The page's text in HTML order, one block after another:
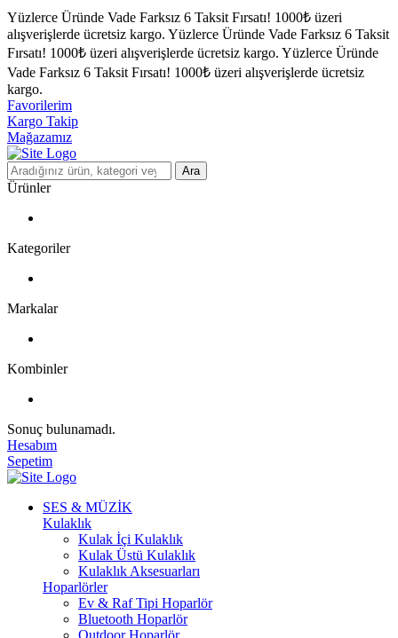
Yüzlerce Üründe Vade Farksız 6 Taksit Fırsatı! 1000₺ üzeri
alışverişlerde ücretsiz kargo. Yüzlerce Üründe Vade Farksız 6 Taksit
Fırsatı! 1000₺ üzeri alışverişlerde ücretsiz kargo. Yüzlerce Üründe
Vade Farksız 6 Taksit Fırsatı! 1000₺ üzeri alışverişlerde ücretsiz
kargo.
Favorilerim
Kargo Takip
Mağazamız
Ara
Ürünler
Kategoriler
Markalar
Kombinler
Sonuç bulunamadı.
Hesabım
Sepetim
SES & MÜZİK
Kulaklık
Kulak İçi Kulaklık
Kulak Üstü Kulaklık
Kulaklık Aksesuarları
Hoparlörler
Ev & Raf Tipi Hoparlör
Bluetooth Hoparlör
Outdoor Hoparlör